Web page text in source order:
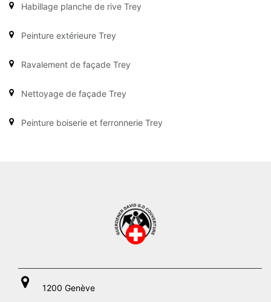
Habillage planche de rive Trey
Peinture extérieure Trey
Ravalement de façade Trey
Nettoyage de façade Trey
Peinture boiserie et ferronnerie Trey
1200 Genève